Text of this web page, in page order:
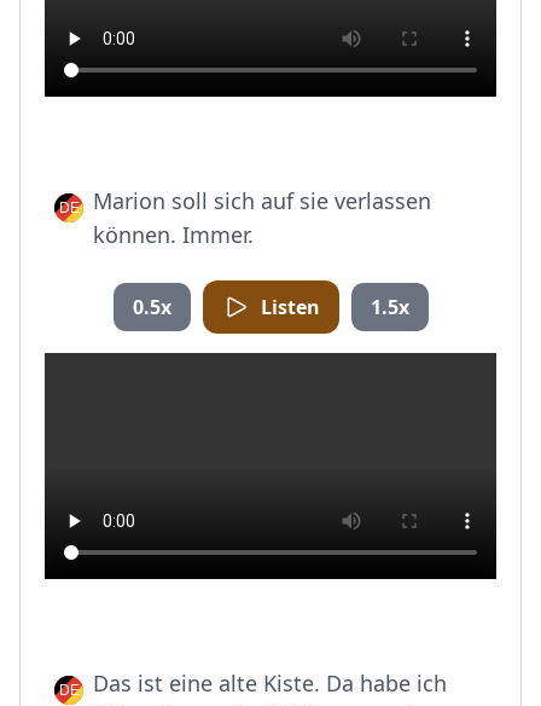
Marion soll sich auf sie verlassen
können. Immer.
0.5x Listen 1.5x
Das ist eine alte Kiste. Da habe ich